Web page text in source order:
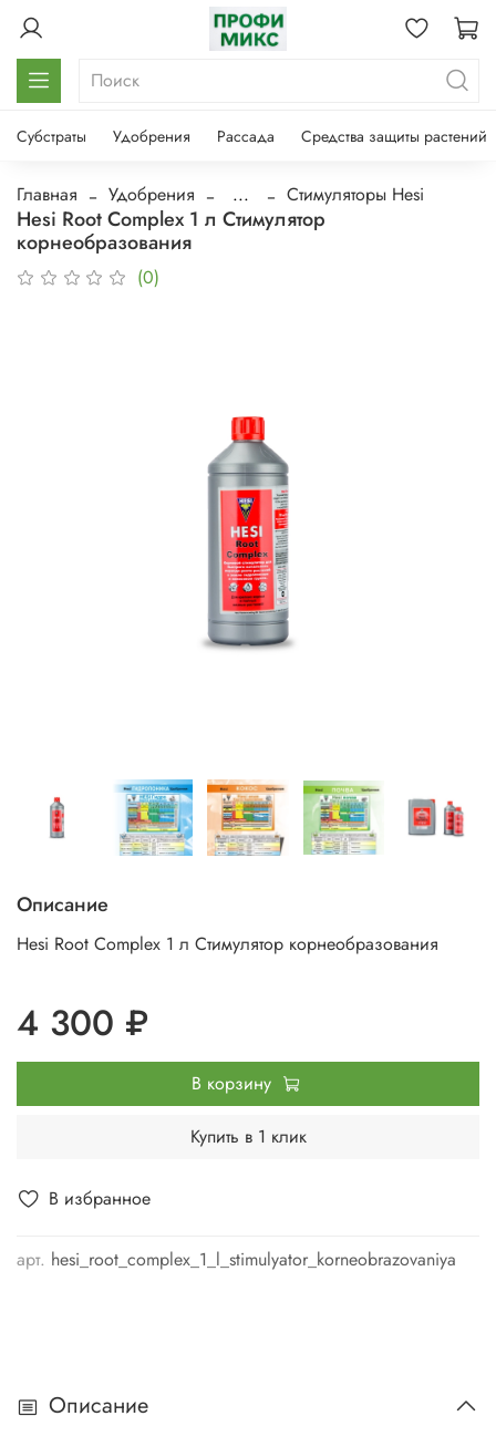
Субстраты Удобрения Рассада Средства защиты растений
Главная Удобрения ... Стимуляторы Hesi
Hesi Root Complex 1 л Стимулятор
корнеобразования
(0)
В избранное
арт. hesi_root_complex_1_l_stimulyator_korneobrazovaniya
Описание
Hesi Root Complex 1 л Стимулятор корнеобразования
4 300 ₽
В корзину
Купить в 1 клик
Описание